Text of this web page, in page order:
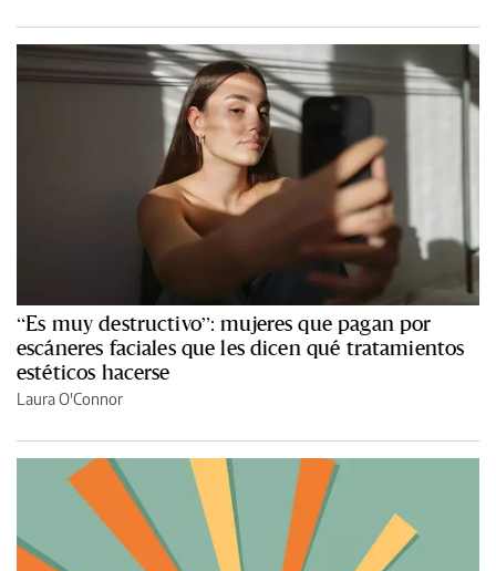
“Es muy destructivo”: mujeres que pagan por
escáneres faciales que les dicen qué tratamientos
estéticos hacerse
Laura O'Connor